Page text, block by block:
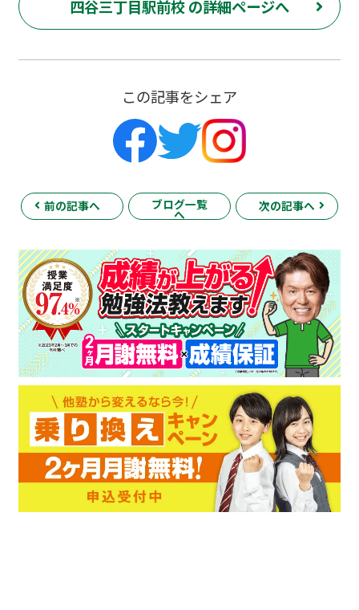
四谷三丁目駅前校 の詳細ページへ
この記事をシェア
前の記事へ ブログ一覧
へ
次の記事へ